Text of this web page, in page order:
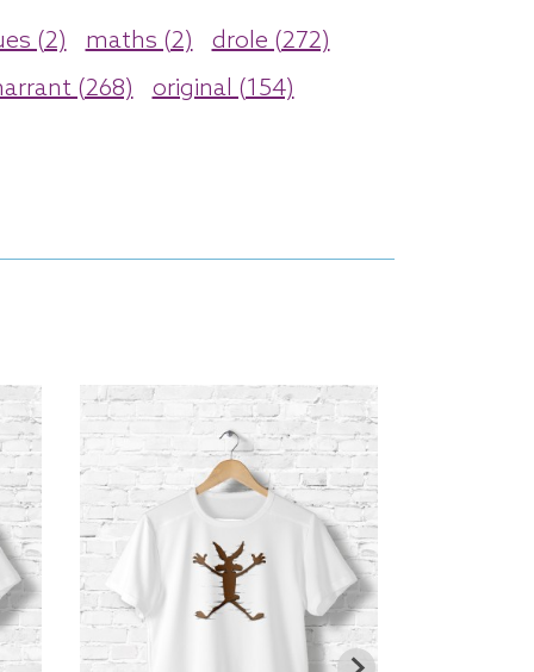
(2) maths (2)
drole (272)
(268)
original (154)